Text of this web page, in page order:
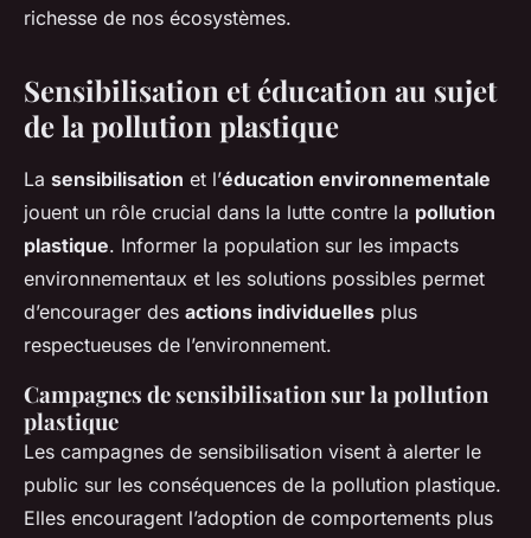
richesse de nos écosystèmes.
Sensibilisation et éducation au sujet
de la pollution plastique
La sensibilisation et l’éducation environnementale
jouent un rôle crucial dans la lutte contre la pollution
plastique. Informer la population sur les impacts
environnementaux et les solutions possibles permet
d’encourager des actions individuelles plus
respectueuses de l’environnement.
Campagnes de sensibilisation sur la pollution
plastique
Les campagnes de sensibilisation visent à alerter le
public sur les conséquences de la pollution plastique.
Elles encouragent l’adoption de comportements plus